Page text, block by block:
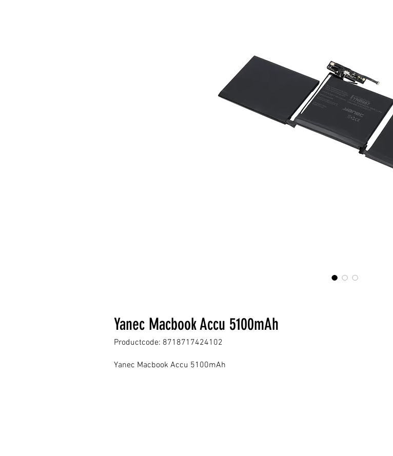
Yanec Macbook Accu 5100mAh
Productcode: 8718717424102
Yanec Macbook Accu 5100mAh